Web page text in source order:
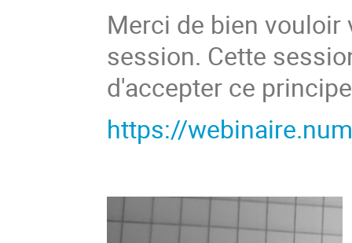
Merci de bien
session. Cette
d'accepter ce
https://